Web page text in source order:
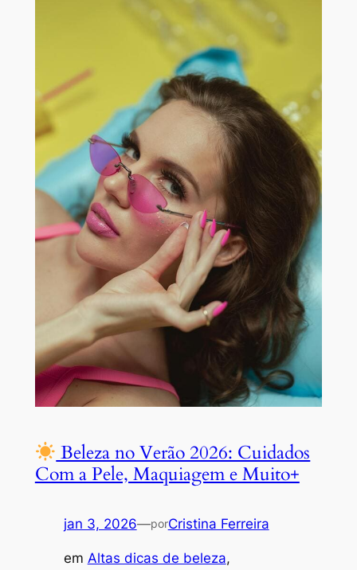
Beleza no Verão 2026: Cuidados
Com a Pele, Maquiagem e Muito+
jan 3, 2026—porCristina Ferreira
em Altas dicas de beleza